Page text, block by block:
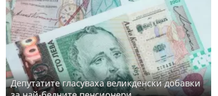
Депутатите гласуваха великденски добавки